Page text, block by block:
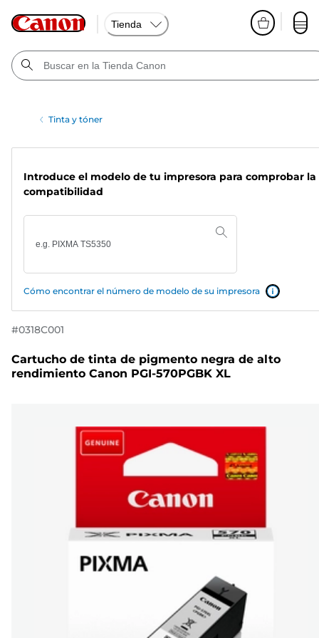
Tienda
Tinta y tóner
Introduce el modelo de tu impresora para comprobar la
compatibilidad
Cómo encontrar el número de modelo de su impresora
#0318C001
Cartucho de tinta de pigmento negra de alto
rendimiento Canon PGI-570PGBK XL